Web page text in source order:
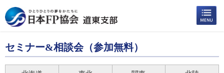
セミナー&相談会（参加無料）